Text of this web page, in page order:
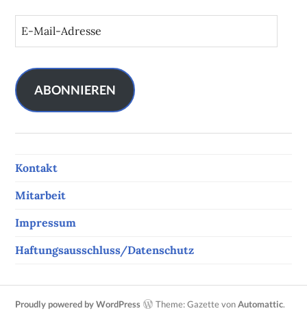
i
l
A
r
s
s
ABONNIEREN
Kontakt
Mitarbeit
Impressum
Haftungsausschluss/Datenschutz
Proudly powered by WordPress Theme: Gazette vonAutomattic.